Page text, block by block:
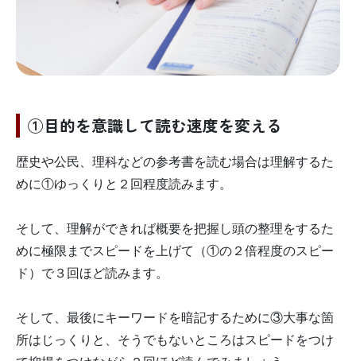
①目的を意識して読む速度を変える
歴史や公民、理科などの参考書を読む場合は理解するた
めに①ゆっくりと２回程度読みます。
そして、理解ができれば概要を把握し頭の整理をするた
めに極限までスピードを上げて（①の２倍程度のスピー
ド）で３回ほど読みます。
そして、最後にキーワードを暗記するために③大事な箇
所はじっくりと、そうでもないところはスピードをつけ